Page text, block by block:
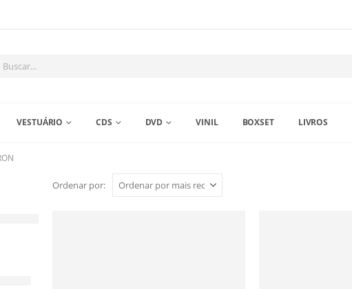
VESTUÁRIO CDS DVD VINIL BOXSET LIVROS
Ordenar por: